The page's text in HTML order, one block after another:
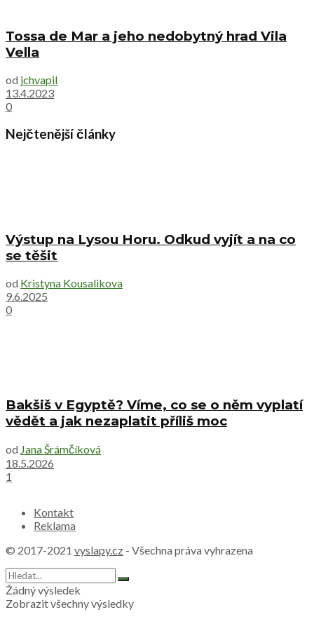
Tossa de Mar a jeho nedobytný hrad Vila
Vella
od jchvapil
13.4.2023
0
Nejčtenější články
Výstup na Lysou Horu. Odkud vyjít a na co
se těšit
od Kristyna Kousalikova
9.6.2025
0
Bakšiš v Egyptě? Víme, co se o něm vyplatí
vědět a jak nezaplatit příliš moc
od Jana Šrámčíková
18.5.2026
1
Kontakt
Reklama
© 2017-2021 vyslapy.cz - Všechna práva vyhrazena
Žádný výsledek
Zobrazit všechny výsledky